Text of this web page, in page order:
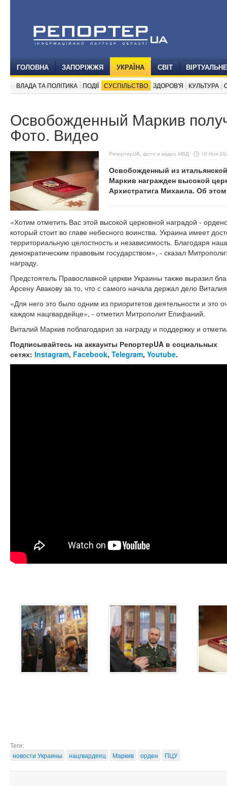
ГОЛОВНА ЗАПОРІЖЖЯ УКРАЇНА СВІТ
ВЛАДА ТА ПОЛІТИКА ПОДІЇ СУСПІЛЬСТВО ЗДОРОВ'Я КУЛЬТУРА
Освобожденный Маркив
Фото. Видео
РепортерUA, фото и видео МВД 10 Ноя
Освобожденный из
Маркив награжден высокой
Архистратига Михаила. Об
«Хотим отметить Вас этой высокой церковной наградой -
который стоит во главе небесного воинства. Украина имеет
территориальную целостность и независимость. Благодаря
демократическим правовым государством», - сказал
награду.
Предстоятель Православной церкви Украины также выразил
Арсену Авакову за то, что с самого начала держал дело
«Для него это было одним из приоритетов деятельности и это
каждом нацгвардейце», - отметил Митрополит Епифаний.
Виталий Маркив поблагодарил за награду и поддержку и
Подписывайтесь на аккаунты РепортерUA в социальных
сетях: Instagram, Facebook, Telegram, Youtube.
Теги:
новости Украины
нацгвардеец Маркив орден ПЦУ